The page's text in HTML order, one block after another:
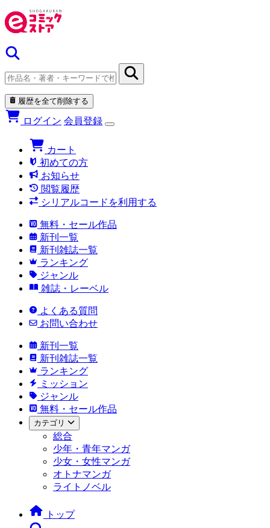
履歴を全て削除する
ログイン 会員登録
カート
初めての方
お知らせ
閲覧履歴
シリアルコードを利用する
無料・セール作品
新刊一覧
新刊雑誌一覧
ランキング
ジャンル
雑誌・レーベル
よくある質問
お問い合わせ
新刊一覧
新刊雑誌一覧
ランキング
ミッション
ジャンル
無料・セール作品
カテゴリ
総合
少年・青年マンガ
少女・女性マンガ
オトナマンガ
ライトノベル
トップ